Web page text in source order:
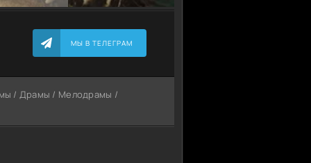
МЫ В ТЕЛЕГРАМ
/ Драмы / Мелодрамы /